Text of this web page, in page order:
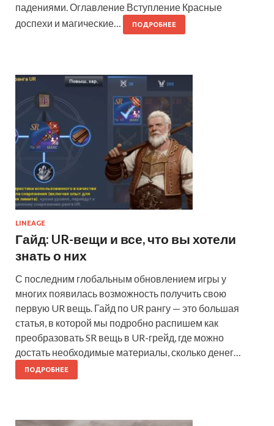
падениями. Оглавление Вступление Красные
доспехи и магические…
ПОДРОБНЕЕ
LINEAGE
Гайд: UR-вещи и все, что вы хотели
знать о них
С последним глобальным обновлением игры у
многих появилась возможность получить свою
первую UR вещь. Гайд по UR рангу — это большая
статья, в которой мы подробно распишем как
преобразовать SR вещь в UR-грейд, где можно
достать необходимые материалы, сколько денег…
ПОДРОБНЕЕ